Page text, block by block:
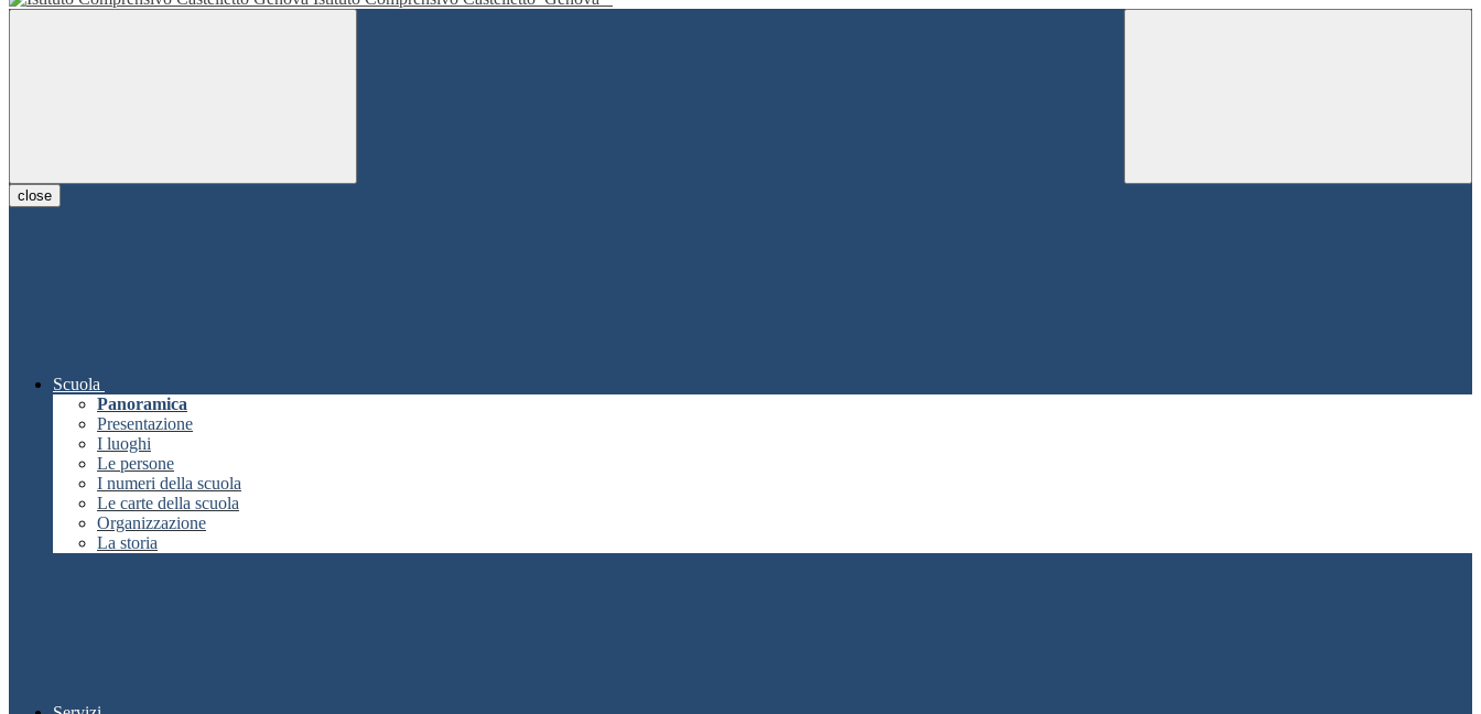
close
Scuola
Panoramica
Presentazione
I luoghi
Le persone
I numeri della scuola
Le carte della scuola
Organizzazione
La storia